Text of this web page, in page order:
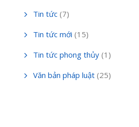
Tin tức (7)
Tin tức mới (15)
Tin tức phong thủy (1)
Văn bản pháp luật (25)